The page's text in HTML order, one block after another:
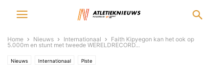
Home Nieuws Internationaal
Faith Kipyegon kan het ook op
5.000m en stunt met tweede WERELDRECORD...
Nieuws Internationaal Piste